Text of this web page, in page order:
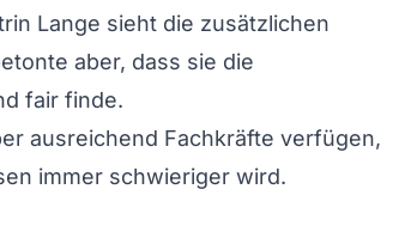
Lange sieht die zusätzlichen
aber, dass sie die
fair finde.
ausreichend Fachkräfte verfügen,
immer schwieriger wird.